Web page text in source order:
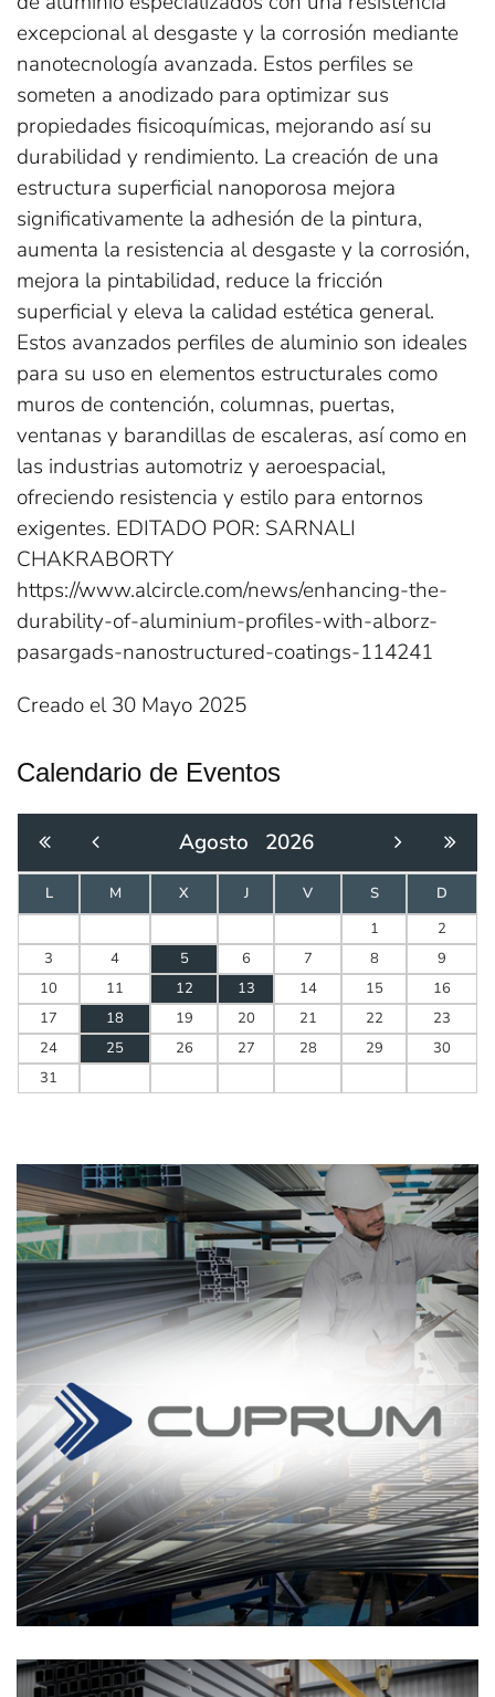
excepcional al desgaste y la corrosión mediante
nanotecnología avanzada. Estos perfiles se
someten a anodizado para optimizar sus
propiedades fisicoquímicas, mejorando así su
durabilidad y rendimiento. La creación de una
estructura superficial nanoporosa mejora
significativamente la adhesión de la pintura,
aumenta la resistencia al desgaste y la corrosión,
mejora la pintabilidad, reduce la fricción
superficial y eleva la calidad estética general.
Estos avanzados perfiles de aluminio son ideales
para su uso en elementos estructurales como
muros de contención, columnas, puertas,
ventanas y barandillas de escaleras, así como en
las industrias automotriz y aeroespacial,
ofreciendo resistencia y estilo para entornos
exigentes. EDITADO POR: SARNALI
CHAKRABORTY
https://www.alcircle.com/news/enhancing-the-
durability-of-aluminium-profiles-with-alborz-
pasargads-nanostructured-coatings-114241
Creado el30 Mayo 2025
Calendario de Eventos
Agosto 2026
L M X J V S
D
1
2
3
4 5 6 7 8
9
10
11 12 13 14 15
16
17
18 19 20 21 22
23
24
25 26 27 28 29
30
31